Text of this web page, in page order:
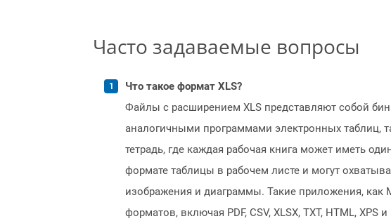
Часто задаваемые вопросы
Что такое формат XLS?
Файлы с расширением XLS представляют собой
аналогичными программами электронных таблиц,
тетрадь, где каждая рабочая книга может иметь
формате таблицы в рабочем листе и могут
изображения и диаграммы. Такие приложения, как
форматов, включая PDF, CSV, XLSX, TXT, HTML,